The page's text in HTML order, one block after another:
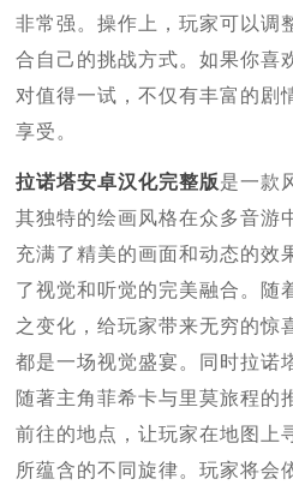
非常强。操作上，玩家可以调
合自己的挑战方式。如果你喜
对值得一试，不仅有丰富的剧
享受。
拉诺塔安卓汉化完整版是一款
其独特的绘画风格在众多音游
充满了精美的画面和动态的效
了视觉和听觉的完美融合。随
之变化，给玩家带来无穷的惊
都是一场视觉盛宴。同时拉诺
随著主角菲希卡与里莫旅程的
前往的地点，让玩家在地图上
所蕴含的不同旋律。玩家将会